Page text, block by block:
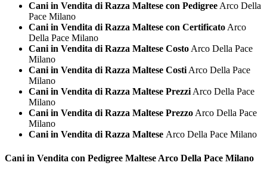
Cani in Vendita di Razza Maltese con PedigreeArco Della
Pace Milano
Cani in Vendita di Razza Maltese con CertificatoArco
Della Pace Milano
Cani in Vendita di Razza Maltese CostoArco Della Pace
Milano
Cani in Vendita di Razza Maltese CostiArco Della Pace
Milano
Cani in Vendita di Razza Maltese PrezziArco Della Pace
Milano
Cani in Vendita di Razza Maltese PrezzoArco Della Pace
Milano
Cani in Vendita di Razza Maltese Arco Della Pace Milano
Cani in Vendita con Pedigree Maltese Arco Della Pace Milano